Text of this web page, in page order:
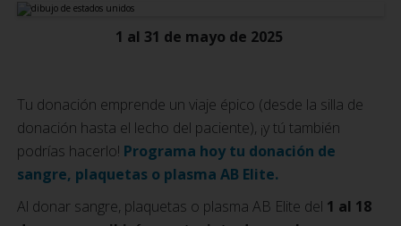
1 al 31 de mayo de 2025
Tu donación emprende un viaje épico (desde la silla de
donación hasta el lecho del paciente), ¡y tú también
podrías hacerlo! Programa hoy tu donación de
sangre, plaquetas o plasma AB Elite.
Al donar sangre, plaquetas o plasma AB Elite del 1 al 18